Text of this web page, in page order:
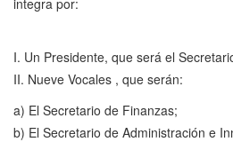
integra por:
I. Un Presidente, que será el
II. Nueve Vocales , que serán:
a) El Secretario de Finanzas;
b) El Secretario de Administración e